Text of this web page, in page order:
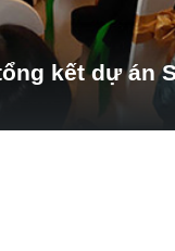
kết dự án